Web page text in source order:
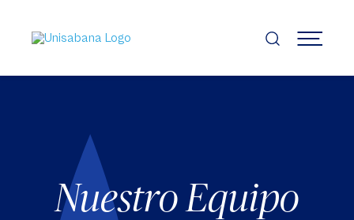
contenido
principal
MENÚ
Nuestro Equipo